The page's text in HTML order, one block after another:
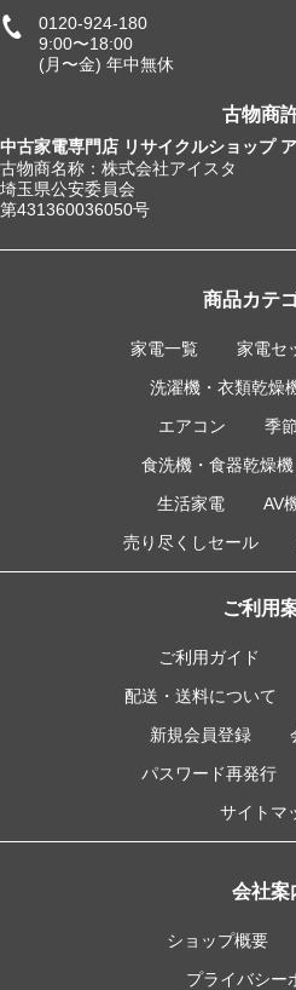
0120-924-180
9:00〜18:00
(月〜金) 年中無休
古物商
中古家電専門店 リサイクルショップ
古物商名称：株式会社アイスタ
埼玉県公安委員会
第431360036050号
商品カテ
家電一覧 家電セ
洗濯機・衣類乾燥
エアコン
季
食洗機・食器乾燥機
生活家電
AV
売り尽くしセール
ご利用
ご利用ガイド
配送・送料について
新規会員登録
パスワード再発行
サイトマ
会社案
ショップ概要
プライバシー